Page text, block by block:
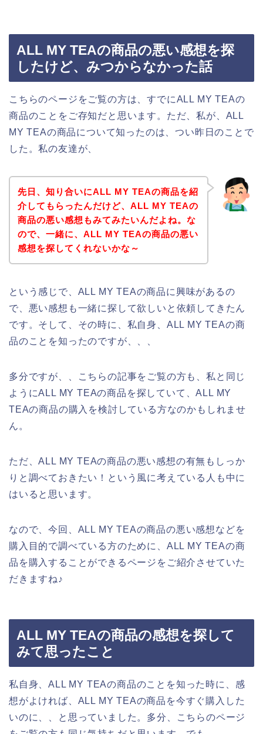
ALL MY TEAの商品の悪い感想を探
したけど、みつからなかった話
こちらのページをご覧の方は、すでにALL MY TEAの
商品のことをご存知だと思います。ただ、私が、ALL
MY TEAの商品について知ったのは、つい昨日のことで
した。私の友達が、
先日、知り合いにALL MY TEAの商品を紹
介してもらったんだけど、ALL MY TEAの
商品の悪い感想もみてみたいんだよね。な
ので、一緒に、ALL MY TEAの商品の悪い
感想を探してくれないかな～
という感じで、ALL MY TEAの商品に興味があるの
で、悪い感想も一緒に探して欲しいと依頼してきたん
です。そして、その時に、私自身、ALL MY TEAの商
品のことを知ったのですが、、、
多分ですが、、こちらの記事をご覧の方も、私と同じ
ようにALL MY TEAの商品を探していて、ALL MY
TEAの商品の購入を検討している方なのかもしれませ
ん。
ただ、ALL MY TEAの商品の悪い感想の有無もしっか
りと調べておきたい！という風に考えている人も中に
はいると思います。
なので、今回、ALL MY TEAの商品の悪い感想などを
購入目的で調べている方のために、ALL MY TEAの商
品を購入することができるページをご紹介させていた
だきますね♪
ALL MY TEAの商品の感想を探して
みて思ったこと
私自身、ALL MY TEAの商品のことを知った時に、感
想がよければ、ALL MY TEAの商品を今すぐ購入した
いのに、、と思っていました。多分、こちらのページ